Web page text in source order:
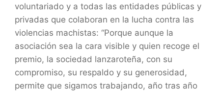
voluntariado y a todas las entidades públicas y
privadas que colaboran en la lucha contra las
violencias machistas: “Porque aunque la
asociación sea la cara visible y quien recoge el
premio, la sociedad lanzaroteña, con su
compromiso, su respaldo y su generosidad,
permite que sigamos trabajando, año tras año